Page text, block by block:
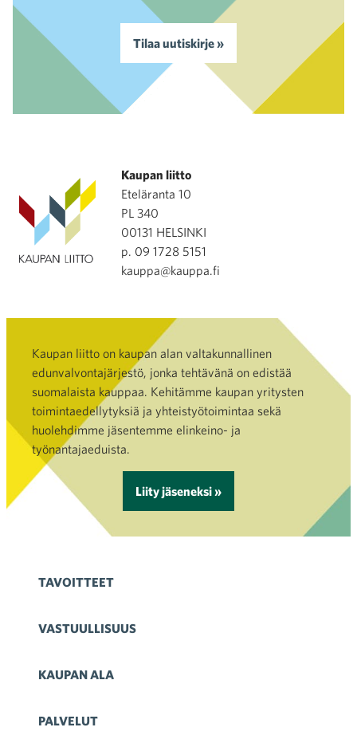
Tilaa uutiskirje »
Kaupan liitto
Eteläranta 10
PL 340
00131 HELSINKI
p. 09 1728 5151
kauppa@kauppa.fi
Kaupan liitto on kaupan alan valtakunnallinen
edunvalvontajärjestö, jonka tehtävänä on edistää
suomalaista kauppaa. Kehitämme kaupan yritysten
toimintaedellytyksiä ja yhteistyötoimintaa sekä
huolehdimme jäsentemme elinkeino- ja
työnantajaeduista.
Liity jäseneksi »
TAVOITTEET
VASTUULLISUUS
KAUPAN ALA
PALVELUT